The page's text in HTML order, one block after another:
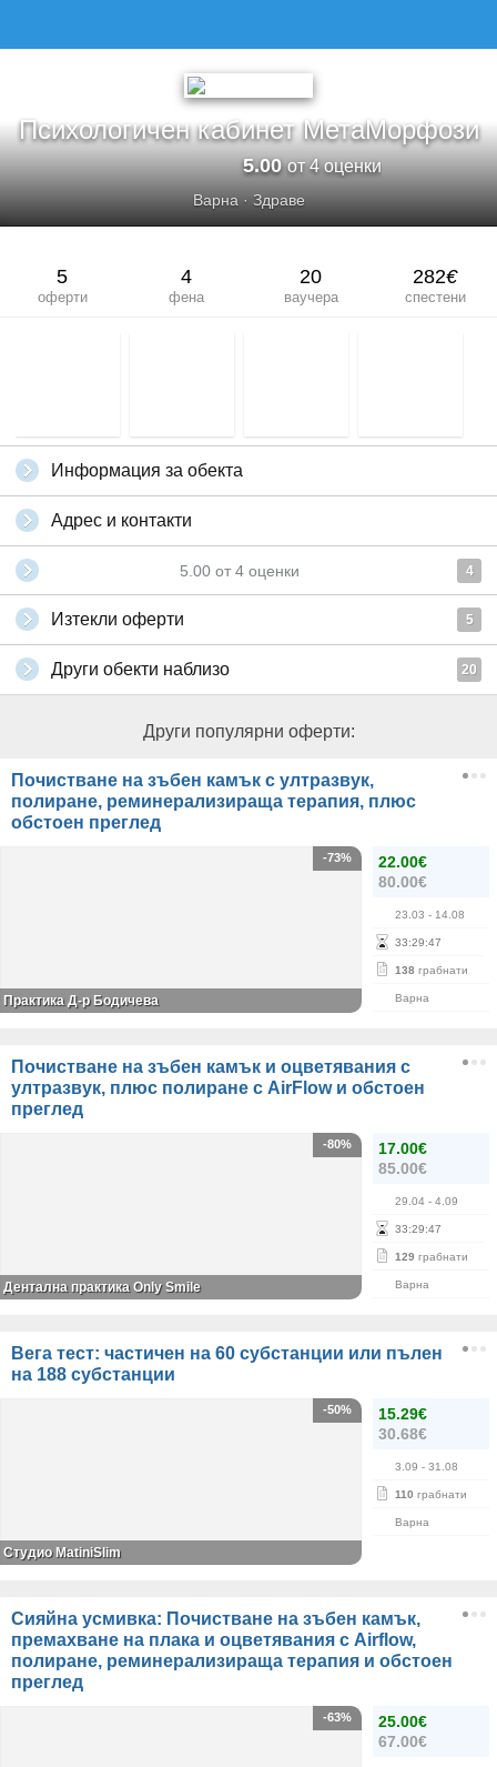
Психологичен кабинет МетаМорфози
5.00от 4 оценки
Варна· Здраве
5
оферти
4
фена
20
ваучера
282€
спестени
Информация за обекта
Адрес и контакти
5.00 от 4 оценки 4
Изтекли оферти 5
Други обекти наблизо 20
Други популярни оферти:
Почистване на зъбен камък с ултразвук,
полиране, реминерализираща терапия, плюс
обстоен преглед
22.00€
80.00€
23.03 - 14.08
33:29:47
138 грабнати
Варна
-73%
Практика Д-р Бодичева
Почистване на зъбен камък и оцветявания с
ултразвук, плюс полиране с AirFlow и обстоен
преглед
17.00€
85.00€
29.04 - 4.09
33:29:47
129 грабнати
Варна
-80%
Дентална практика Only Smile
Вега тест: частичен на 60 субстанции или пълен
на 188 субстанции
15.29€
30.68€
3.09 - 31.08
110 грабнати
Варна
-50%
Студио MatiniSlim
Сияйна усмивка: Почистване на зъбен камък,
премахване на плака и оцветявания с Airflow,
полиране, реминерализираща терапия и обстоен
преглед
25.00€
67.00€
-63%